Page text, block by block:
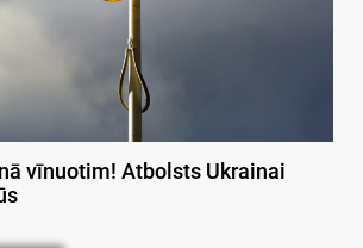
vīnuotim! Atbolsts Ukrainai